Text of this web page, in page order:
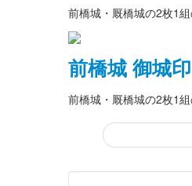
前橋城・厩橋城の2枚1
前橋城 御城印
前橋城・厩橋城の2枚1